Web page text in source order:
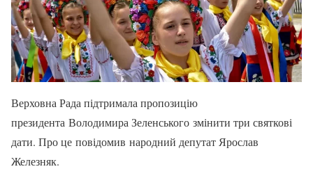
Верховна Рада підтримала пропозицію
президента Володимира Зеленського змінити три святкові
дати. Про це повідомив народний депутат Ярослав
Железняк.